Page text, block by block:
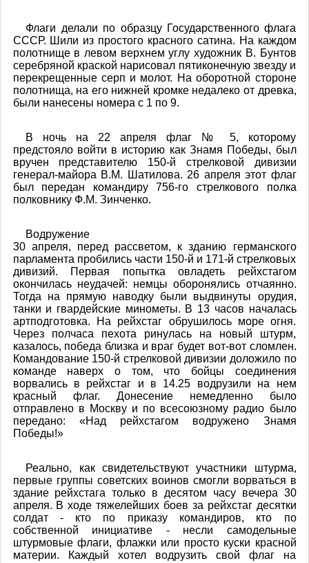
Флаги делали по образцу Государственного флага
СССР. Шили из простого красного сатина. На каждом
полотнище в левом верхнем углу художник В. Бунтов
серебряной краской нарисовал пятиконечную звезду и
перекрещенные серп и молот. На оборотной стороне
полотнища, на его нижней кромке недалеко от древка,
были нанесены номера с 1 по 9.
В ночь на 22 апреля флаг № 5, которому
предстояло войти в историю как Знамя Победы, был
вручен представителю 150-й стрелковой дивизии
генерал-майора В.М. Шатилова. 26 апреля этот флаг
был передан командиру 756-го стрелкового полка
полковнику Ф.М. Зинченко.
Водружение
30 апреля, перед рассветом, к зданию германского
парламента пробились части 150-й и 171-й стрелковых
дивизий. Первая попытка овладеть рейхстагом
окончилась неудачей: немцы оборонялись отчаянно.
Тогда на прямую наводку были выдвинуты орудия,
танки и гвардейские минометы. В 13 часов началась
артподготовка. На рейхстаг обрушилось море огня.
Через полчаса пехота ринулась на новый штурм,
казалось, победа близка и враг будет вот-вот сломлен.
Командование 150-й стрелковой дивизии доложило по
команде наверх о том, что бойцы соединения
ворвались в рейхстаг и в 14.25 водрузили на нем
красный флаг. Донесение немедленно было
отправлено в Москву и по всесоюзному радио было
передано: «Над рейхстагом водружено Знамя
Победы!»
Реально, как свидетельствуют участники штурма,
первые группы советских воинов смогли ворваться в
здание рейхстага только в десятом часу вечера 30
апреля. В ходе тяжелейших боев за рейхстаг десятки
солдат - кто по приказу командиров, кто по
собственной инициативе - несли самодельные
штурмовые флаги, флажки или просто куски красной
материи. Каждый хотел водрузить свой флаг на